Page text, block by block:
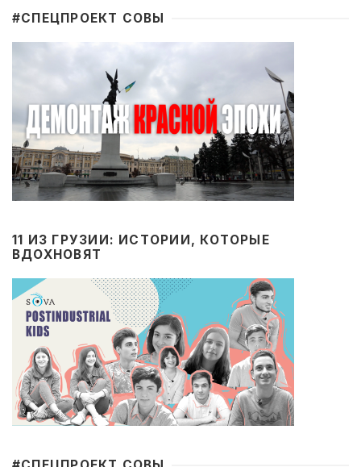
#CПЕЦПРОЕКТ СОВЫ
11 ИЗ ГРУЗИИ: ИСТОРИИ, КОТОРЫЕ
ВДОХНОВЯТ